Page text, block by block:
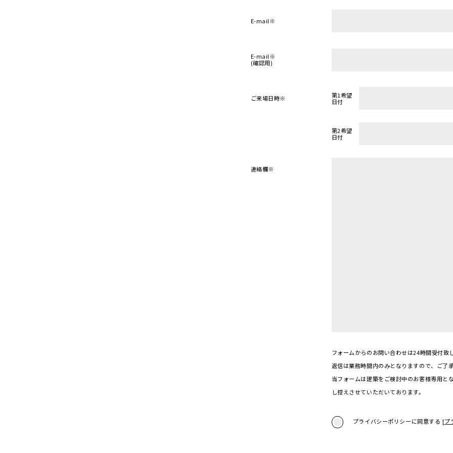
E-mail※
E-mail※
(確認用)
ご来場日時※
第1希望
日付
第2希望
日付
連絡欄※
フォームからのお問い合わせは24時間受付致
返信は業務時間内のみとなりますので、ご了承
当フォームは建築をご検討中のお客様専用と
し控えさせていただいております。
プライバシーポリシーに同意する [プ